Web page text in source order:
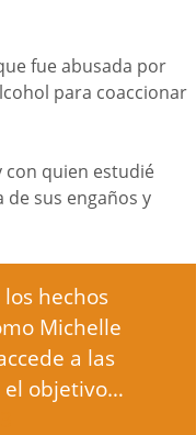
fue abusada por
para coaccionar
con quien estudié
de sus engaños y
los hechos
Michelle
a las
el objetivo…